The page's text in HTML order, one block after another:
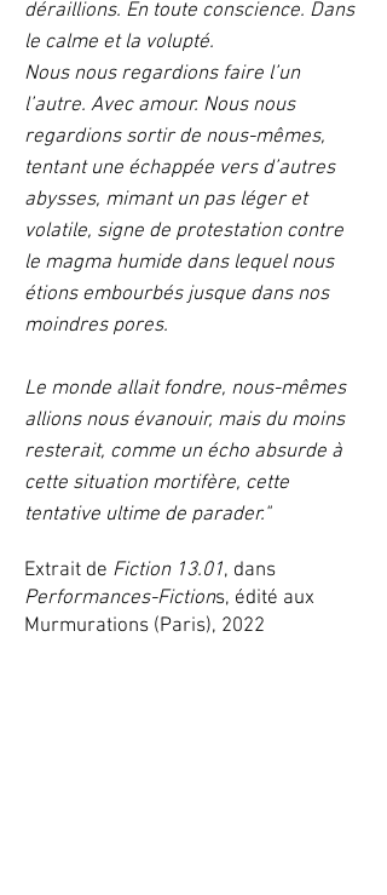
déraillions. En toute conscience. Dans
le calme et la volupté.
Nous nous regardions faire l’un
l’autre. Avec amour. Nous nous
regardions sortir de nous-mêmes,
tentant une échappée vers d’autres
abysses, mimant un pas léger et
volatile, signe de protestation contre
le magma humide dans lequel nous
étions embourbés jusque dans nos
moindres pores.
Le monde allait fondre, nous-mêmes
allions nous évanouir, mais du moins
resterait, comme un écho absurde à
cette situation mortifère, cette
tentative ultime de parader."
Extrait de Fiction 13.01, dans
Performances-Fictions, édité aux
Murmurations (Paris), 2022